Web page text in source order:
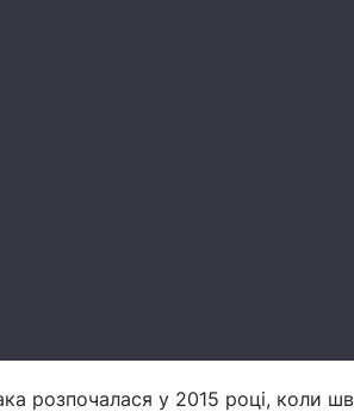
розпочалася у 2015 році, коли